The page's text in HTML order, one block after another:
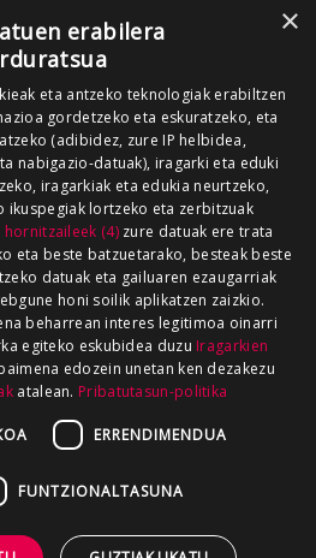
×
erabilera
eta antzeko teknologiak erabiltzen
gordetzeko eta eskuratzeko, eta
(adibidez, zure IP helbidea,
nabigazio-datuak), iragarki eta eduki
iragarkiak eta edukia neurtzeko,
ikuspegiak lortzeko eta zerbitzuak
(4)zure datuak ere trata
eta beste batzuetarako, besteak beste
datuak eta gailuaren ezaugarriak
honi soilik aplikatzen zaizkio.
beharrean interes legitimoa oinarri
egiteko eskubidea duzu Iragarkien
edozein unetan ken dezakezu
atalean. Pribatutasun-politika
ERRENDIMENDUA
FUNTZIONALTASUNA